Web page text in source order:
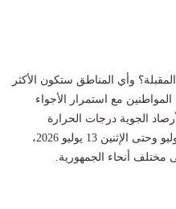
المقبلة؟ وأي المناطق ستكون الأكثر
مع استمرار الأجواء
الجوية درجات الحرارة
المتوقعة خلال الفترة من الخميس 9 يوليو وحتى الإثنين 13 يوليو 2026،
أنحاء الجمهورية.